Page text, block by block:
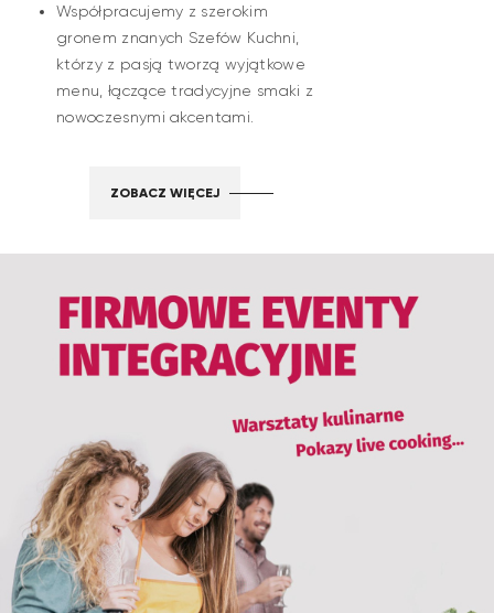
Współpracujemy z szerokim
gronem znanych Szefów Kuchni,
którzy z pasją tworzą wyjątkowe
menu, łączące tradycyjne smaki z
nowoczesnymi akcentami.
ZOBACZ WIĘCEJ